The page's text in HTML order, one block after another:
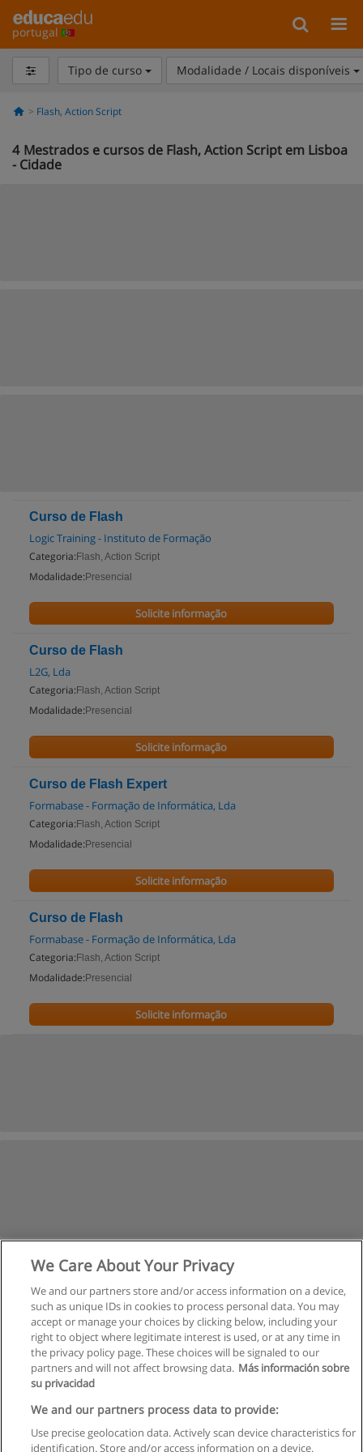
portugal
Tipo de curso Modalidade / Locais disponíveis
Flash, Action Script
4 Mestrados e cursos de Flash, Action Script em Lisboa
- Cidade
Curso de Flash
Logic Training - Instituto de Formação
Categoria: Flash, Action Script
Modalidade: Presencial
Solicite informação
Curso de Flash
L2G, Lda
Categoria: Flash, Action Script
Modalidade: Presencial
Solicite informação
Curso de Flash Expert
Formabase - Formação de Informática, Lda
Categoria: Flash, Action Script
Modalidade: Presencial
Solicite informação
Curso de Flash
Formabase - Formação de Informática, Lda
Categoria: Flash, Action Script
Modalidade: Presencial
Solicite informação
Regras de uso
Privacidade de dados
We Care About Your Privacy
We and our partners store and/or access information on a device,
such as unique IDs in cookies to process personal data. You may
accept or manage your choices by clicking below, including your
right to object where legitimate interest is used, or at any time in
the privacy policy page. These choices will be signaled to our
partners and will not affect browsing data. Más información sobre
su privacidad
We and our partners process data to provide:
Use precise geolocation data. Actively scan device characteristics for
identification. Store and/or access information on a device.